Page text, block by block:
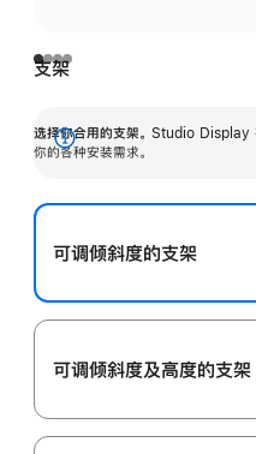
支架
选择你合用的支架。 Studio Display
你的各种安装需求。
展
可调倾斜度的支架
可调倾斜度及高‍度的支‍架